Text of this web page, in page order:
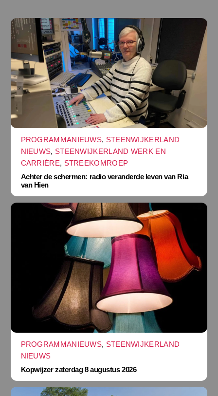
PROGRAMMANIEUWS, STEENWIJKERLAND
NIEUWS, STEENWIJKERLAND WERK EN
CARRIÈRE, STREEKOMROEP
Achter de schermen: radio veranderde leven van Ria
van Hien
PROGRAMMANIEUWS, STEENWIJKERLAND
NIEUWS
Kopwijzer zaterdag 8 augustus 2026